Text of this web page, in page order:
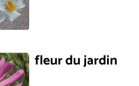
fleur du jardin